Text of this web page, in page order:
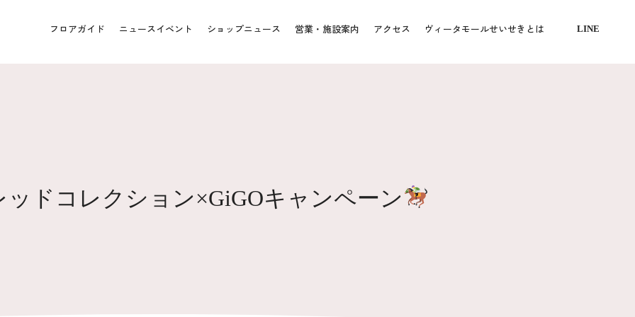
フロアガイド ニュースイベント ショップニュース 営業・施設案内 アクセス ヴィータモールせいせきとは LINE
ッドコレクション×GiGOキャンペーン